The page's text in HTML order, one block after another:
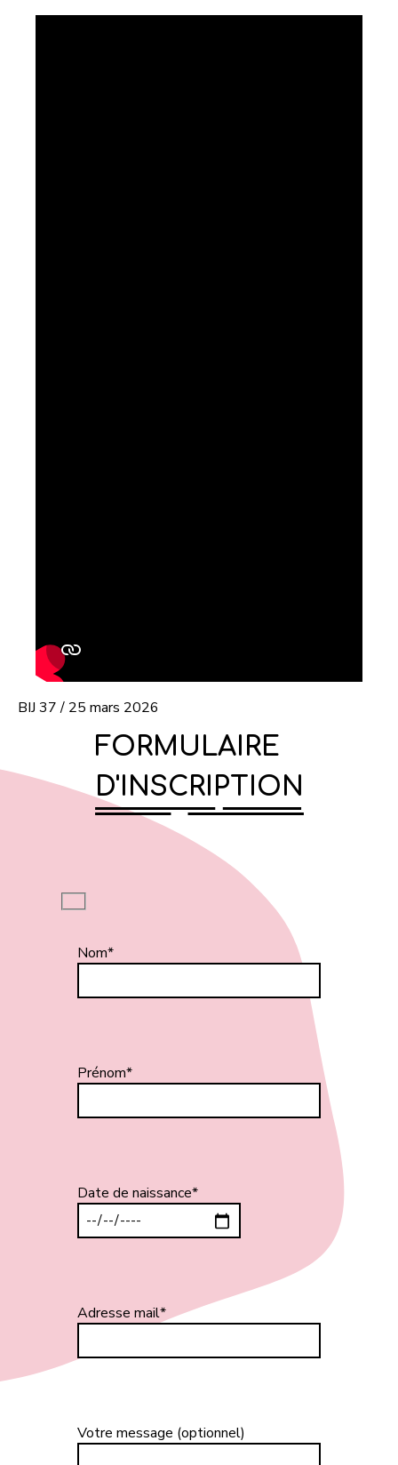
BIJ 37 / 25 mars 2026
FORMULAIRE
D'INSCRIPTION
Nom*
Prénom*
Date de naissance*
Adresse mail*
Votre message (optionnel)